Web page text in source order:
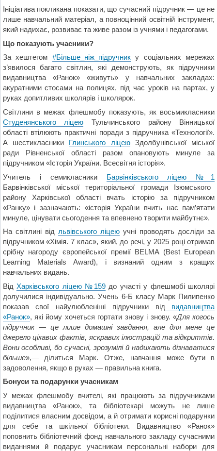
Ініціатива покликана показати, що сучасний підручник — це не
лише навчальний матеріал, а повноцінний освітній інструмент,
який надихає, розвиває та живе разом із учнями і педагогами.
Що показують учасники?
За хештегом #Більше_ніж_підручнику соціальних мережах
з’явилося багато світлин, які демонструють, як підручники
видавництва «Ранок» «живуть» у навчальних закладах:
акуратними стосами на полицях, під час уроків на партах, у
руках допитливих школярів і школярок.
Світлини в межах флешмобу показують, як восьмикласники
Студенянського ліцею Тульчинського району Вінницької
області втілюють практичні поради з підручника «Технології».
А шестикласники Глинського ліцеюЗдолбунівської міської
ради Рівненської області
разом опановують минуле за
підручником «Історія України. Всесвітня історія».
Учитель і семикласники Барвінківського ліцею №1
Барвінківської міської територіальної громади Ізюмського
району Харківської області вчать історію за підручником
«Ранку» і зазначають: «історія України вчить нас пам’ятати
минуле, цінувати сьогодення та впевнено творити майбутнє».
На світлині від львівського ліцею учні проводять досліди за
підручником «Хімія. 7 клас», який, до речі, у 2025 році отримав
срібну нагороду європейської премії BELMA (Best European
Learning Materials Award), і визнаний одним з кращих
навчальних видань.
ВідХарківського ліцею №159до участі у флешмобі школярі
долучилися індивідуально. Учень 6-Б класу Марк Пилипенко
показав свої найулюбленіші підручники від видавництва
«Ранок», які йому хочеться гортати знову і знову. «Для когось
підручник — це лише домашні завдання, але для мене це
джерело цікавих фактів, яскравих ілюстрацій та відкриттів.
Вони особливі, бо сучасні, зрозумілі й надихають дізнаватися
більше»,— ділиться Марк. Отже, навчання може бути в
задоволення, якщо в руках — правильна книга.
Бонуси та подарунки учасникам
У межах флешмобу вчителі, які працюють за підручниками
видавництва «Ранок», та бібліотекарі можуть не лише
поділитися власним досвідом, а й отримати корисні подарунки
для себе та шкільної бібліотеки. Видавництво «Ранок»
поповнить бібліотечний фонд навчального закладу сучасними
виданнями й подарує учасникам персональні набори для